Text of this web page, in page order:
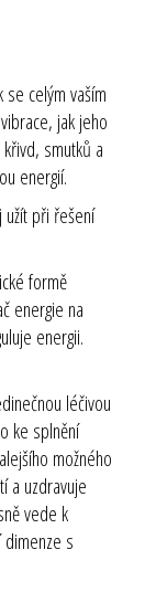
celým vaším
jak jeho
smutků a
energií.
užít při řešení
formě
energie na
energii.
léčivou
ke splnění
možného
a uzdravuje
vede k
s